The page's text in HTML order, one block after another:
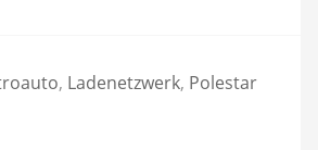
, Ladenetzwerk, Polestar